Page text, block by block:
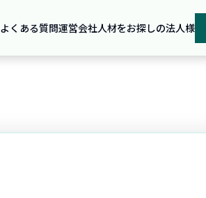
よくある質問運営会社人材をお探しの法人様